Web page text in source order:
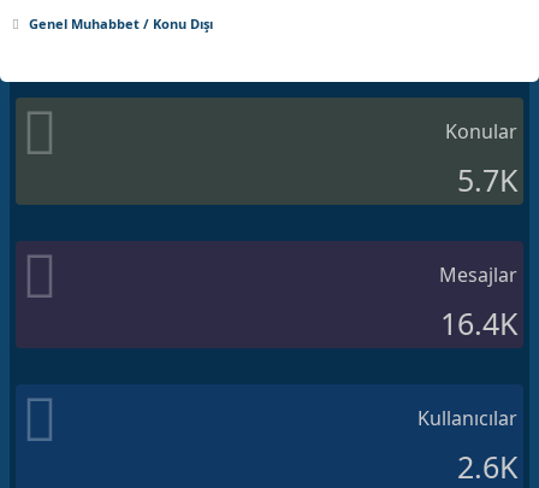
Genel Muhabbet / Konu Dışı
Konular
5.7K
Mesajlar
16.4K
Kullanıcılar
2.6K